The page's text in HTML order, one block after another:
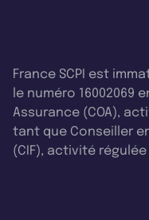
France SCPI est
le numéro 16002069
Assurance (COA),
tant que Conseiller
(CIF), activité régulée